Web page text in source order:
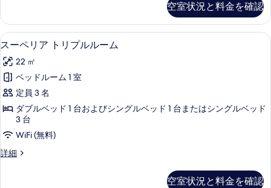
表
示
す
る
利
用)
の
す
べ
て
の
真
を
ー
ム
(1
様
利
用)
の
詳
空室状況と料金を確認
ス
ー
ペ
リ
ア
リ
プ
羽毛の掛け布団、ピロートップベッ
4
スーペリア トリプルルーム
22 ㎡
ベッドルーム 1 室
定員 3 名
ダブルベッド 1 台およびシングルベッド 1 台またはシングルベッド
3 台
WiFi (無料)
詳細
ス
空室状況と料金を確認